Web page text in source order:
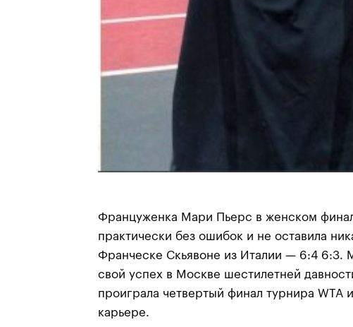
Француженка Мари Пьерс в женском
практически без ошибок и не оставила
Франческе Скьявоне из Италии — 6:4 6:3.
свой успех в Москве шестилетней
проиграла четвертый финал турнира WTA
карьере.